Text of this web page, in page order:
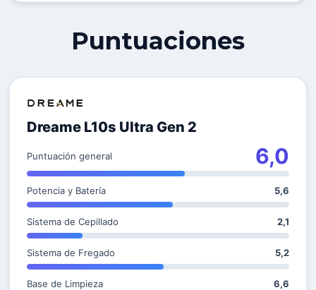
Puntuaciones
Dreame L10s Ultra Gen 2
Puntuación general 6,0
Potencia y Batería 5,6
Sistema de Cepillado 2,1
Sistema de Fregado 5,2
Base de Limpieza 6,6